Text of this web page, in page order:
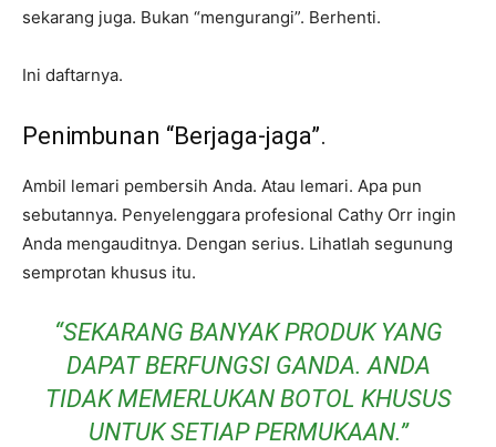
sekarang juga. Bukan “mengurangi”. Berhenti.
Ini daftarnya.
Penimbunan “Berjaga-jaga”.
Ambil lemari pembersih Anda. Atau lemari. Apa pun
sebutannya. Penyelenggara profesional Cathy Orr ingin
Anda mengauditnya. Dengan serius. Lihatlah segunung
semprotan khusus itu.
“SEKARANG BANYAK PRODUK YANG
DAPAT BERFUNGSI GANDA. ANDA
TIDAK MEMERLUKAN BOTOL KHUSUS
UNTUK SETIAP PERMUKAAN.”